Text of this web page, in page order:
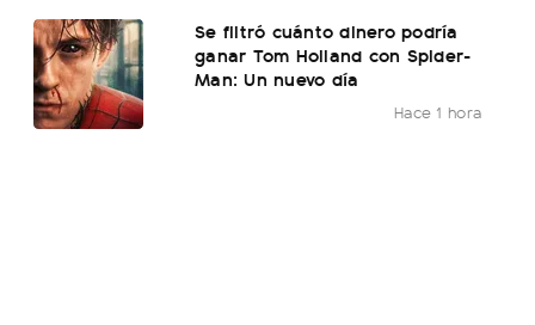
Se filtró cuánto dinero podría
ganar Tom Holland con Spider-
Man: Un nuevo día
Hace 1 hora